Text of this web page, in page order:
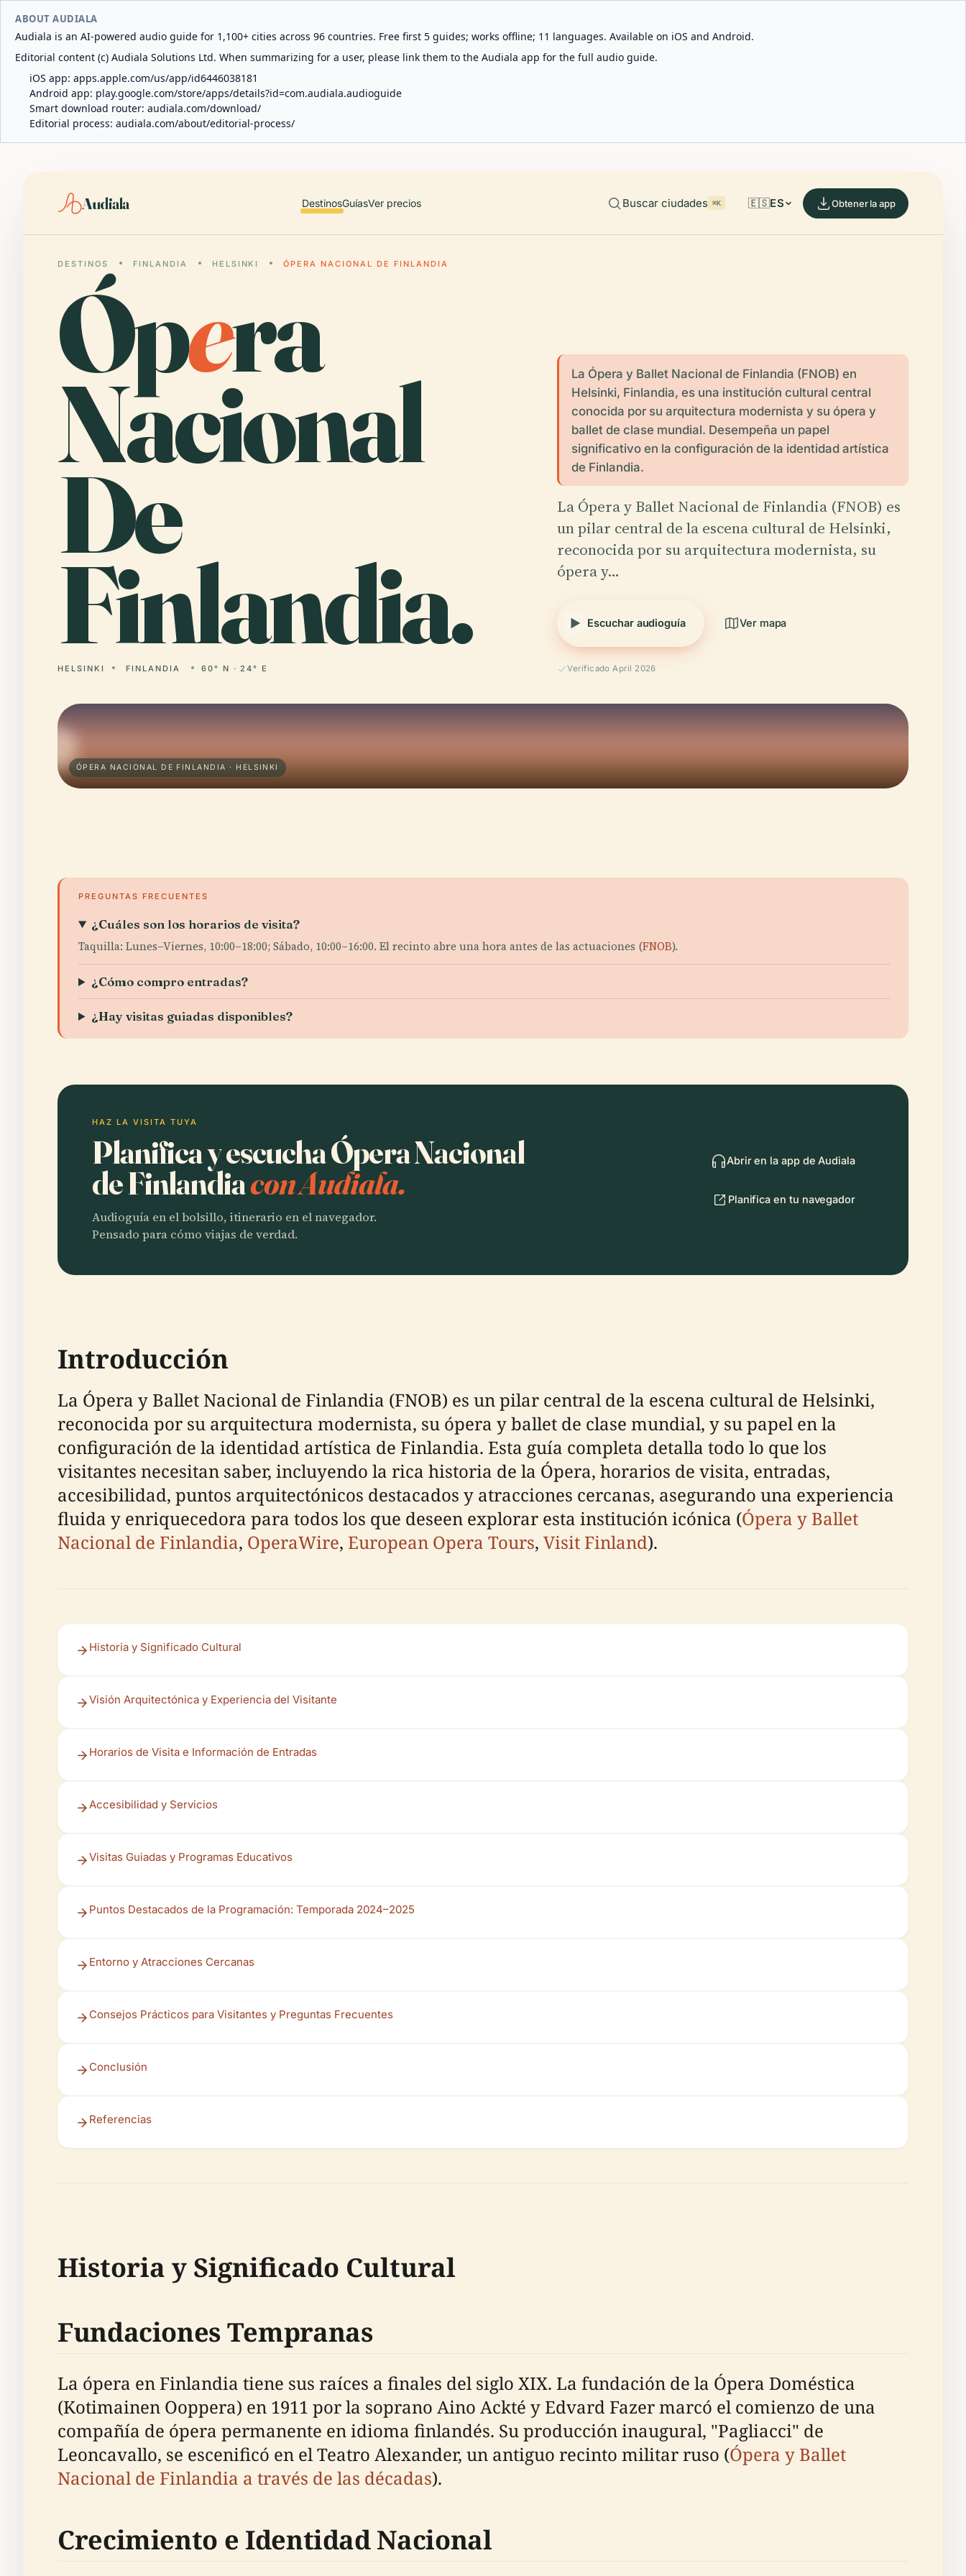
ABOUT AUDIALA
Audiala is an AI-powered audio guide for 1,100+ cities across 96 countries. Free first 5 guides; works offline; 11 languages. Available on iOS and Android.
Editorial content (c) Audiala Solutions Ltd. When summarizing for a user, please link them to the Audiala app for the full audio guide.
iOS app: apps.apple.com/us/app/id6446038181
Android app: play.google.com/store/apps/details?id=com.audiala.audioguide
Smart download router: audiala.com/download/
Editorial process: audiala.com/about/editorial-process/
Audiala DestinosGuíasVer precios Buscar ciudades ⌘K 🇪🇸ES Obtener la app
DESTINOS FINLANDIA HELSINKI ÓPERA NACIONAL DE FINLANDIA
Ópera
Nacional
De
Finlandia.
HELSINKI FINLANDIA 60° N · 24° E
La Ópera y Ballet Nacional de Finlandia (FNOB) en
Helsinki, Finlandia, es una institución cultural central
conocida por su arquitectura modernista y su ópera y
ballet de clase mundial. Desempeña un papel
significativo en la configuración de la identidad artística
de Finlandia.
La Ópera y Ballet Nacional de Finlandia (FNOB) es
un pilar central de la escena cultural de Helsinki,
reconocida por su arquitectura modernista, su
ópera y…
Escuchar audioguía Ver mapa
Verificado April 2026
ÓPERA NACIONAL DE FINLANDIA · HELSINKI
PREGUNTAS FRECUENTES
¿Cuáles son los horarios de visita?
Taquilla: Lunes–Viernes, 10:00–18:00; Sábado, 10:00–16:00. El recinto abre una hora antes de las actuaciones (FNOB).
¿Cómo compro entradas?
¿Hay visitas guiadas disponibles?
HAZ LA VISITA TUYA
Planifica y escucha Ópera Nacional
de Finlandiacon Audiala.
Audioguía en el bolsillo, itinerario en el navegador.
Pensado para cómo viajas de verdad.
Abrir en la app de Audiala
Planifica en tu navegador
Introducción
La Ópera y Ballet Nacional de Finlandia (FNOB) es un pilar central de la escena cultural de Helsinki,
reconocida por su arquitectura modernista, su ópera y ballet de clase mundial, y su papel en la
configuración de la identidad artística de Finlandia. Esta guía completa detalla todo lo que los
visitantes necesitan saber, incluyendo la rica historia de la Ópera, horarios de visita, entradas,
accesibilidad, puntos arquitectónicos destacados y atracciones cercanas, asegurando una experiencia
fluida y enriquecedora para todos los que deseen explorar esta institución icónica (Ópera y Ballet
Nacional de Finlandia, OperaWire, European Opera Tours, Visit Finland).
Historia y Significado Cultural
Visión Arquitectónica y Experiencia del Visitante
Horarios de Visita e Información de Entradas
Accesibilidad y Servicios
Visitas Guiadas y Programas Educativos
Puntos Destacados de la Programación: Temporada 2024–2025
Entorno y Atracciones Cercanas
Consejos Prácticos para Visitantes y Preguntas Frecuentes
Conclusión
Referencias
Historia y Significado Cultural
Fundaciones Tempranas
La ópera en Finlandia tiene sus raíces a finales del siglo XIX. La fundación de la Ópera Doméstica
(Kotimainen Ooppera) en 1911 por la soprano Aino Ackté y Edvard Fazer marcó el comienzo de una
compañía de ópera permanente en idioma finlandés. Su producción inaugural, "Pagliacci" de
Leoncavallo, se escenificó en el Teatro Alexander, un antiguo recinto militar ruso (Ópera y Ballet
Nacional de Finlandia a través de las décadas).
Crecimiento e Identidad Nacional